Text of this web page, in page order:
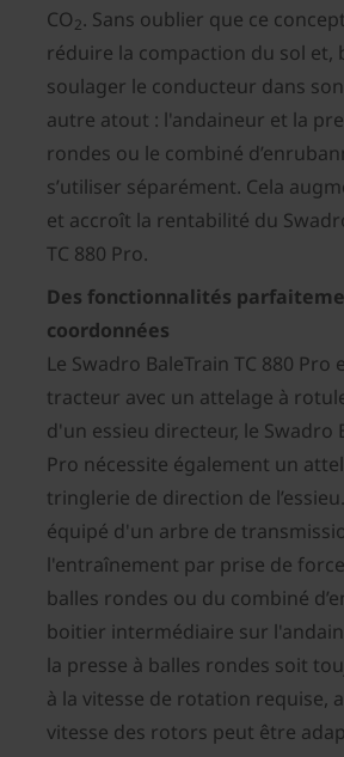
CO2. Sans oublier que ce
réduire la compaction du sol et,
soulager le conducteur dans
autre atout : l'andaineur et la
rondes ou le combiné
s’utiliser séparément. Cela
et accroît la rentabilité du
TC 880 Pro.
Des fonctionnalités
coordonnées
Le Swadro BaleTrain TC 880 Pro
tracteur avec un attelage à
d'un essieu directeur, le Swadro
Pro nécessite également un
tringlerie de direction de
équipé d'un arbre de
l'entraînement par prise de
balles rondes ou du combiné
boitier intermédiaire sur
la presse à balles rondes soit
à la vitesse de rotation requise,
vitesse des rotors peut être